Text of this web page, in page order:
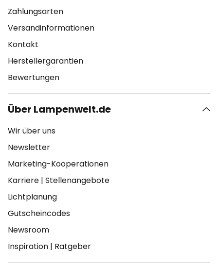
Zahlungsarten
Versandinformationen
Kontakt
Herstellergarantien
Bewertungen
Über Lampenwelt.de
Wir über uns
Newsletter
Marketing-Kooperationen
Karriere | Stellenangebote
Lichtplanung
Gutscheincodes
Newsroom
Inspiration | Ratgeber